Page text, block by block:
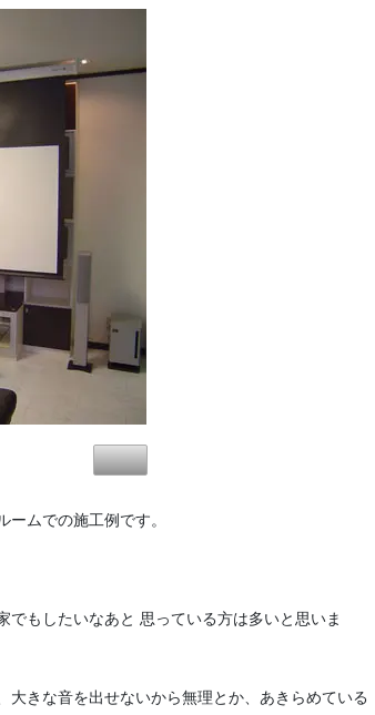
ムでの施工例です。
もしたいなあと 思っている方は多いと思いま
大きな音を出せないから無理とか、あきらめている